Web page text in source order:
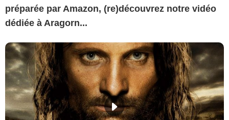
préparée par Amazon, (re)découvrez notre vidéo
dédiée à Aragorn...